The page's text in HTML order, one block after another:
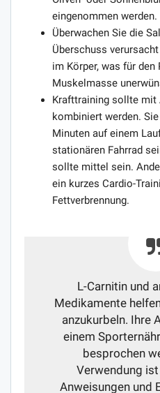
eingenommen werden.
Überwachen Sie die
Überschuss
im Körper, was für
Muskelmasse
Krafttraining sollte mit
kombiniert werden.
Minuten auf einem
stationären Fahrrad
sollte mittel sein.
ein kurzes Cardio-
Fettverbrennung.
L-Carnitin und
Medikamente
anzukurbeln. Ihre
einem
besprochen
Verwendung
Anweisungen und